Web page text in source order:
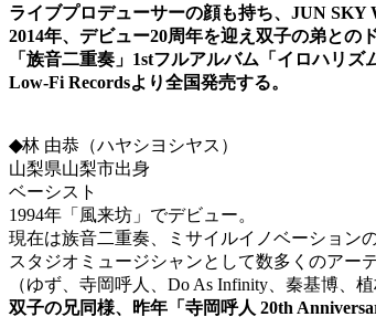
ライブプロデューサーの顔も持ち、JUN SKY
2014年、デビュー20周年を迎え双子の弟との
「族音二重奏」 1stフルアルバム「イロハリズ
Low-Fi Recordsより全国発売する。
◆林 由恭（ハヤシヨシヤス）
山梨県山梨市出身
ベーシスト
1994年「風来坊」でデビュー。
現在は族音二重奏、ミサイルイノベーション
スタジオミュージシャンとして数多くのアー
（ゆず、寺岡呼人、Do As Infinity、秦基博、
双子の兄同様、昨年 「寺岡呼人 20th